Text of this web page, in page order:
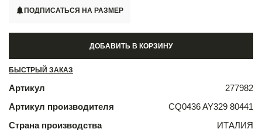
ПОДПИСАТЬСЯ НА РАЗМЕР
ДОБАВИТЬ В КОРЗИНУ
БЫСТРЫЙ ЗАКАЗ
Артикул
277982
Артикул производителя
CQ0436 AY329 80441
Страна производства
ИТАЛИЯ